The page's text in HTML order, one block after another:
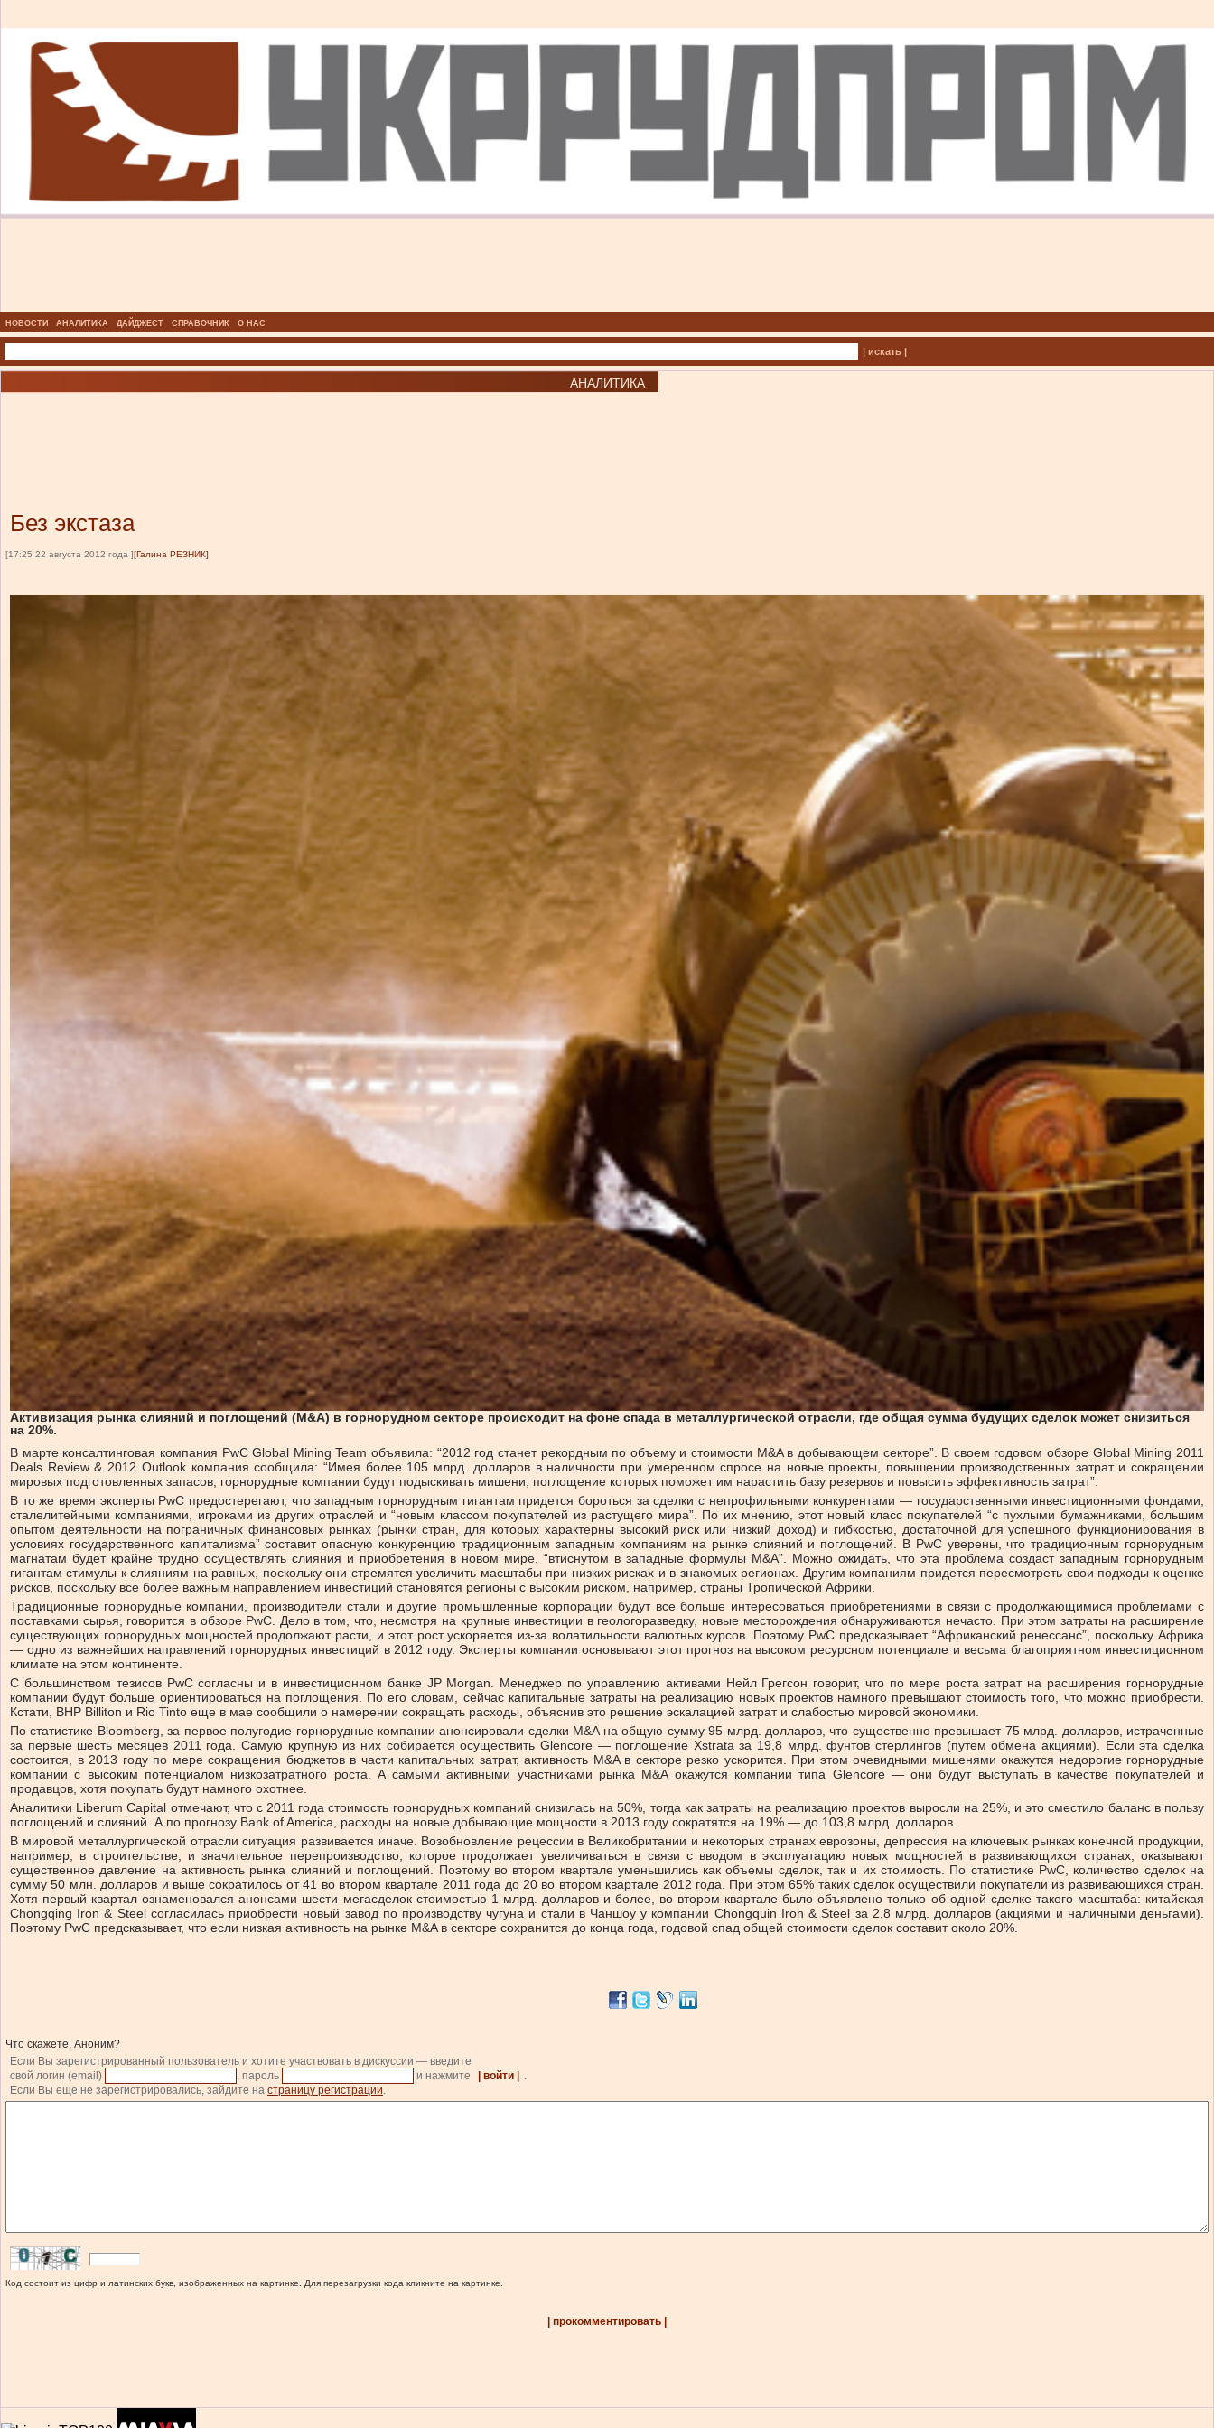
НОВОСТИ АНАЛИТИКА ДАЙДЖЕСТ СПРАВОЧНИК О НАС
| искать |
АНАЛИТИКА
Без экстаза
[17:25 22 августа 2012 года ][Галина РЕЗНИК]
Активизация рынка слияний и поглощений (M&A) в горнорудном секторе происходит на фоне спада в металлургической отрасли, где общая сумма будущих сделок может снизиться
на 20%.
В марте консалтинговая компания PwC Global Mining Team объявила: “2012 год станет рекордным по объему и стоимости M&A в добывающем секторе”. В своем годовом обзоре Global Mining 2011
Deals Review & 2012 Outlook компания сообщила: “Имея более 105 млрд. долларов в наличности при умеренном спросе на новые проекты, повышении производственных затрат и сокращении
мировых подготовленных запасов, горнорудные компании будут подыскивать мишени, поглощение которых поможет им нарастить базу резервов и повысить эффективность затрат”.
В то же время эксперты PwC предостерегают, что западным горнорудным гигантам придется бороться за сделки с непрофильными конкурентами — государственными инвестиционными фондами,
сталелитейными компаниями, игроками из других отраслей и “новым классом покупателей из растущего мира”. По их мнению, этот новый класс покупателей “с пухлыми бумажниками, большим
опытом деятельности на пограничных финансовых рынках (рынки стран, для которых характерны высокий риск или низкий доход) и гибкостью, достаточной для успешного функционирования в
условиях государственного капитализма” составит опасную конкуренцию традиционным западным компаниям на рынке слияний и поглощений. В PwC уверены, что традиционным горнорудным
магнатам будет крайне трудно осуществлять слияния и приобретения в новом мире, “втиснутом в западные формулы M&A”. Можно ожидать, что эта проблема создаст западным горнорудным
гигантам стимулы к слияниям на равных, поскольку они стремятся увеличить масштабы при низких рисках и в знакомых регионах. Другим компаниям придется пересмотреть свои подходы к оценке
рисков, поскольку все более важным направлением инвестиций становятся регионы с высоким риском, например, страны Тропической Африки.
Традиционные горнорудные компании, производители стали и другие промышленные корпорации будут все больше интересоваться приобретениями в связи с продолжающимися проблемами с
поставками сырья, говорится в обзоре PwC. Дело в том, что, несмотря на крупные инвестиции в геологоразведку, новые месторождения обнаруживаются нечасто. При этом затраты на расширение
существующих горнорудных мощностей продолжают расти, и этот рост ускоряется из-за волатильности валютных курсов. Поэтому PwC предсказывает “Африканский ренессанс”, поскольку Африка
— одно из важнейших направлений горнорудных инвестиций в 2012 году. Эксперты компании основывают этот прогноз на высоком ресурсном потенциале и весьма благоприятном инвестиционном
климате на этом континенте.
С большинством тезисов PwC согласны и в инвестиционном банке JP Morgan. Менеджер по управлению активами Нейл Грегсон говорит, что по мере роста затрат на расширения горнорудные
компании будут больше ориентироваться на поглощения. По его словам, сейчас капитальные затраты на реализацию новых проектов намного превышают стоимость того, что можно приобрести.
Кстати, BHP Billiton и Rio Tinto еще в мае сообщили о намерении сокращать расходы, объяснив это решение эскалацией затрат и слабостью мировой экономики.
По статистике Bloomberg, за первое полугодие горнорудные компании анонсировали сделки M&A на общую сумму 95 млрд. долларов, что существенно превышает 75 млрд. долларов, истраченные
за первые шесть месяцев 2011 года. Самую крупную из них собирается осуществить Glencore — поглощение Xstrata за 19,8 млрд. фунтов стерлингов (путем обмена акциями). Если эта сделка
состоится, в 2013 году по мере сокращения бюджетов в части капитальных затрат, активность M&A в секторе резко ускорится. При этом очевидными мишенями окажутся недорогие горнорудные
компании с высоким потенциалом низкозатратного роста. А самыми активными участниками рынка M&A окажутся компании типа Glencore — они будут выступать в качестве покупателей и
продавцов, хотя покупать будут намного охотнее.
Аналитики Liberum Capital отмечают, что с 2011 года стоимость горнорудных компаний снизилась на 50%, тогда как затраты на реализацию проектов выросли на 25%, и это сместило баланс в пользу
поглощений и слияний. А по прогнозу Bank of America, расходы на новые добывающие мощности в 2013 году сократятся на 19% — до 103,8 млрд. долларов.
В мировой металлургической отрасли ситуация развивается иначе. Возобновление рецессии в Великобритании и некоторых странах еврозоны, депрессия на ключевых рынках конечной продукции,
например, в строительстве, и значительное перепроизводство, которое продолжает увеличиваться в связи с вводом в эксплуатацию новых мощностей в развивающихся странах, оказывают
существенное давление на активность рынка слияний и поглощений. Поэтому во втором квартале уменьшились как объемы сделок, так и их стоимость. По статистике PwC, количество сделок на
сумму 50 млн. долларов и выше сократилось от 41 во втором квартале 2011 года до 20 во втором квартале 2012 года. При этом 65% таких сделок осуществили покупатели из развивающихся стран.
Хотя первый квартал ознаменовался анонсами шести мегасделок стоимостью 1 млрд. долларов и более, во втором квартале было объявлено только об одной сделке такого масштаба: китайская
Chongqing Iron & Steel согласилась приобрести новый завод по производству чугуна и стали в Чаншоу у компании Chongquin Iron & Steel за 2,8 млрд. долларов (акциями и наличными деньгами).
Поэтому PwC предсказывает, что если низкая активность на рынке M&A в секторе сохранится до конца года, годовой спад общей стоимости сделок составит около 20%.
Что скажете, Аноним?
Если Вы зарегистрированный пользователь и хотите участвовать в дискуссии — введите
свой логин (email)
, пароль и нажмите | войти |
Если Вы еще не зарегистрировались, зайдите на страницу регистрации
Код состоит из цифр и латинских букв, изображенных на картинке. Для перезагрузки кода кликните на картинке.
| прокомментировать |